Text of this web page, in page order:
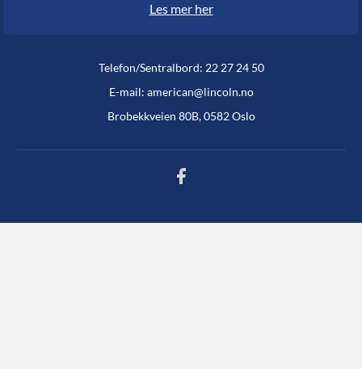
Les mer her
Telefon/Sentralbord: 22 27 24 50
E-mail: american@lincoln.no
Brobekkveien 80B, 0582 Oslo
Facebook